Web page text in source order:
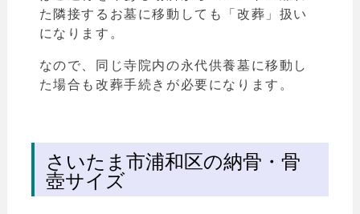
た隣接するお墓に移動しても「改葬」扱い
になります。
なので、同じ寺院内の永代供養墓に移動し
た場合も改葬手続きが必要になります。
さいたま市浦和区の納骨・骨
壺サイズ